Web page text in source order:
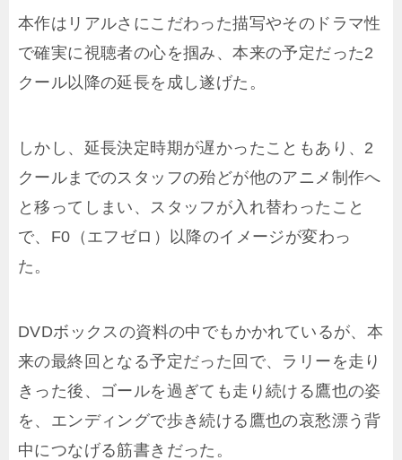
本作はリアルさにこだわった描写やそのドラマ性
で確実に視聴者の心を掴み、本来の予定だった2
クール以降の延長を成し遂げた。
しかし、延長決定時期が遅かったこともあり、2
クールまでのスタッフの殆どが他のアニメ制作へ
と移ってしまい、スタッフが入れ替わったこと
で、F0（エフゼロ）以降のイメージが変わっ
た。
DVDボックスの資料の中でもかかれているが、本
来の最終回となる予定だった回で、ラリーを走り
きった後、ゴールを過ぎても走り続ける鷹也の姿
を、エンディングで歩き続ける鷹也の哀愁漂う背
中につなげる筋書きだった。